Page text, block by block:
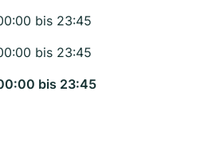
bis 23:45
bis 23:45
bis 23:45